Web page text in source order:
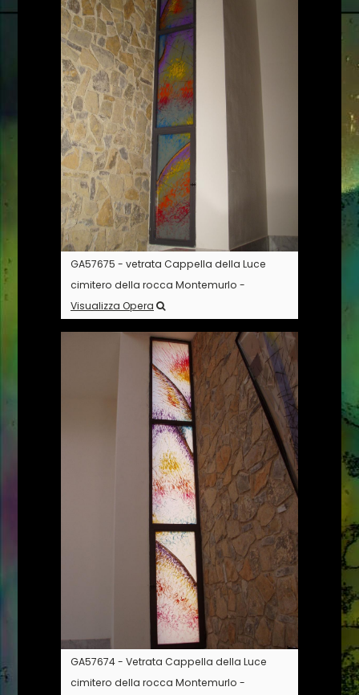
GA57675 - vetrata Cappella della Luce
cimitero della rocca Montemurlo -
Visualizza Opera
GA57674 - Vetrata Cappella della Luce
cimitero della rocca Montemurlo -